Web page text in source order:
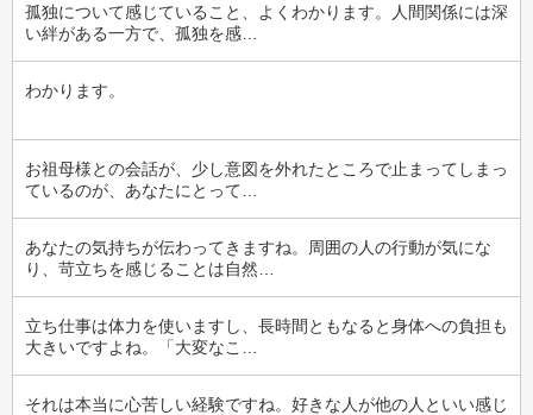
孤独について感じていること、よくわかります。人間関係には深
い絆がある一方で、孤独を感…
わかります。
お祖母様との会話が、少し意図を外れたところで止まってしまっ
ているのが、あなたにとって…
あなたの気持ちが伝わってきますね。周囲の人の行動が気にな
り、苛立ちを感じることは自然…
立ち仕事は体力を使いますし、長時間ともなると身体への負担も
大きいですよね。「大変なこ…
それは本当に心苦しい経験ですね。好きな人が他の人といい感じ